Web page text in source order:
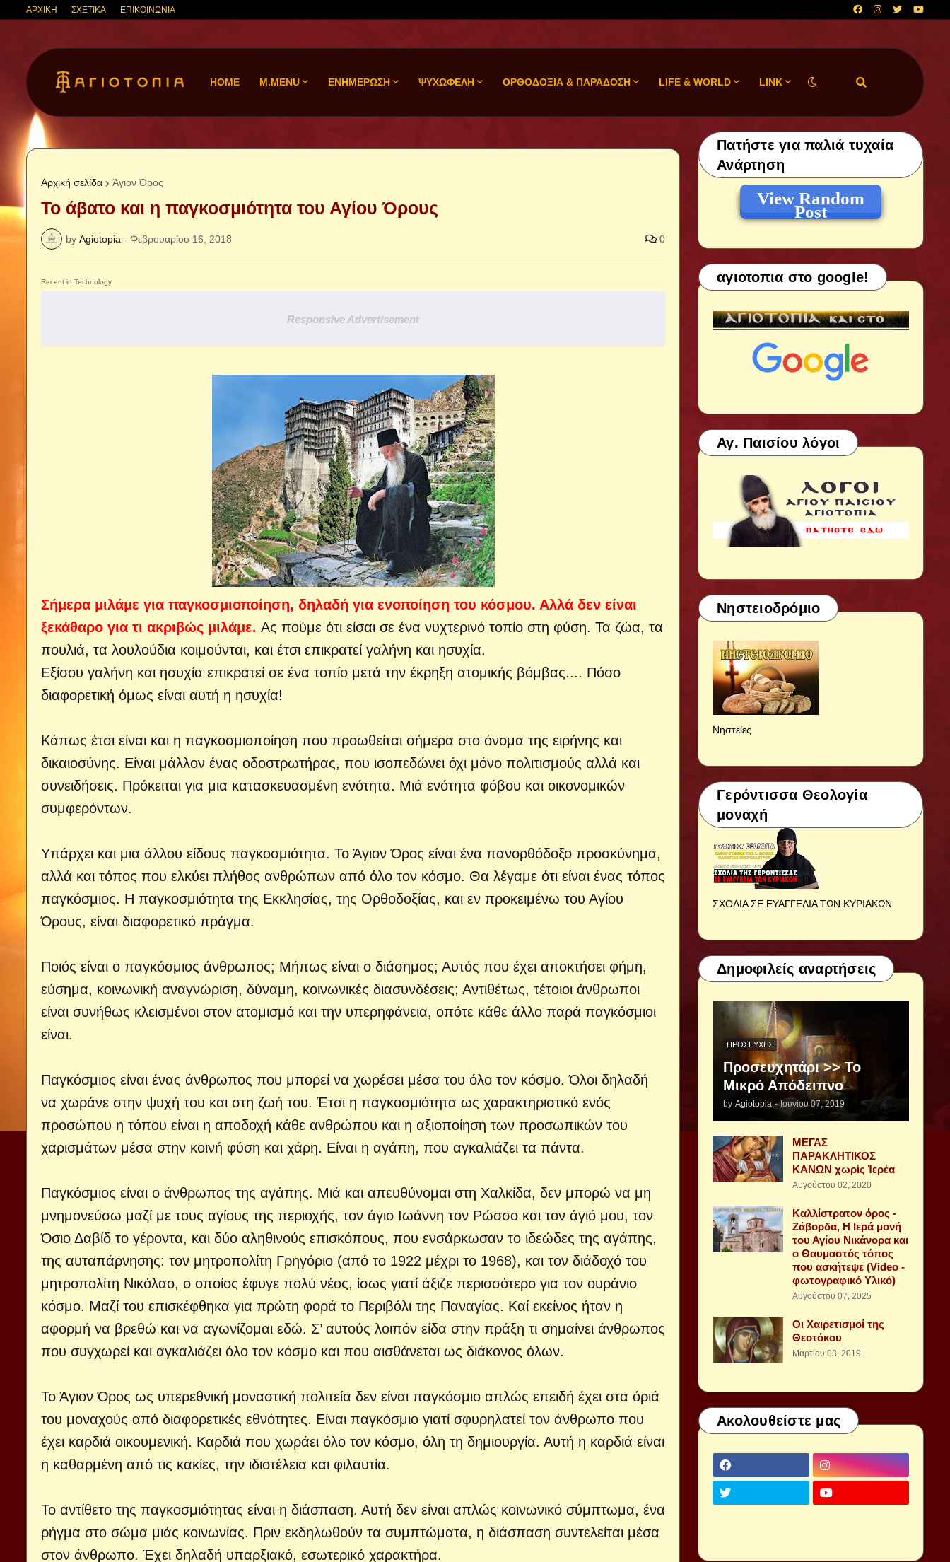
ΑΡΧΙΚΗ ΣΧΕΤΙΚΑ ΕΠΙΚΟΙΝΩΝΙΑ
HOME M.MENU ΕΝΗΜΕΡΩΣΗ ΨΥΧΩΦΕΛΗ ΟΡΘΟΔΟΞΙΑ & ΠΑΡΑΔΟΣΗ LIFE & WORLD LINK
Αρχική σελίδα Άγιον Όρος
Το άβατο και η παγκοσμιότητα του Αγίου Όρους
by Agiotopia - Φεβρουαρίου 16, 2018 0
Recent in Technology
Responsive Advertisement
Σήμερα μιλάμε για παγκοσμιοποίηση, δηλαδή για ενοποίηση του κόσμου. Αλλά δεν είναι
ξεκάθαρο για τι ακριβώς μιλάμε. Ας πούμε ότι είσαι σε ένα νυχτερινό τοπίο στη φύση. Τα ζώα, τα
πουλιά, τα λουλούδια κοιμούνται, και έτσι επικρατεί γαλήνη και ησυχία.
Εξίσου γαλήνη και ησυχία επικρατεί σε ένα τοπίο μετά την έκρηξη ατομικής βόμβας.... Πόσο
διαφορετική όμως είναι αυτή η ησυχία!
Κάπως έτσι είναι και η παγκοσμιοποίηση που προωθείται σήμερα στο όνομα της ειρήνης και
δικαιοσύνης. Είναι μάλλον ένας οδοστρωτήρας, που ισοπεδώνει όχι μόνο πολιτισμούς αλλά και
συνειδήσεις. Πρόκειται για μια κατασκευασμένη ενότητα. Μιά ενότητα φόβου και οικονομικών
συμφερόντων.
Υπάρχει και μια άλλου είδους παγκοσμιότητα. Το Άγιον Όρος είναι ένα πανορθόδοξο προσκύνημα,
αλλά και τόπος που ελκύει πλήθος ανθρώπων από όλο τον κόσμο. Θα λέγαμε ότι είναι ένας τόπος
παγκόσμιος. Η παγκοσμιότητα της Εκκλησίας, της Ορθοδοξίας, και εν προκειμένω του Αγίου
Όρους, είναι διαφορετικό πράγμα.
Ποιός είναι ο παγκόσμιος άνθρωπος; Μήπως είναι ο διάσημος; Αυτός που έχει αποκτήσει φήμη,
εύσημα, κοινωνική αναγνώριση, δύναμη, κοινωνικές διασυνδέσεις; Αντιθέτως, τέτοιοι άνθρωποι
είναι συνήθως κλεισμένοι στον ατομισμό και την υπερηφάνεια, οπότε κάθε άλλο παρά παγκόσμιοι
είναι.
Παγκόσμιος είναι ένας άνθρωπος που μπορεί να χωρέσει μέσα του όλο τον κόσμο. Όλοι δηλαδή
να χωράνε στην ψυχή του και στη ζωή του. Έτσι η παγκοσμιότητα ως χαρακτηριστικό ενός
προσώπου η τόπου είναι η αποδοχή κάθε ανθρώπου και η αξιοποίηση των προσωπικών του
χαρισμάτων μέσα στην κοινή φύση και χάρη. Είναι η αγάπη, που αγκαλιάζει τα πάντα.
Παγκόσμιος είναι ο άνθρωπος της αγάπης. Μιά και απευθύνομαι στη Χαλκίδα, δεν μπορώ να μη
μνημονεύσω μαζί με τους αγίους της περιοχής, τον άγιο Ιωάννη τον Ρώσσο και τον άγιό μου, τον
Όσιο Δαβίδ το γέροντα, και δύο αληθινούς επισκόπους, που ενσάρκωσαν το ιδεώδες της αγάπης,
της αυταπάρνησης: τον μητροπολίτη Γρηγόριο (από το 1922 μέχρι το 1968), και τον διάδοχό του
μητροπολίτη Νικόλαο, ο οποίος έφυγε πολύ νέος, ίσως γιατί άξιζε περισσότερο για τον ουράνιο
κόσμο. Μαζί του επισκέφθηκα για πρώτη φορά το Περιβόλι της Παναγίας. Καί εκείνος ήταν η
αφορμή να βρεθώ και να αγωνίζομαι εδώ. Σ’ αυτούς λοιπόν είδα στην πράξη τι σημαίνει άνθρωπος
που συγχωρεί και αγκαλιάζει όλο τον κόσμο και που αισθάνεται ως διάκονος όλων.
Το Άγιον Όρος ως υπερεθνική μοναστική πολιτεία δεν είναι παγκόσμιο απλώς επειδή έχει στα όριά
του μοναχούς από διαφορετικές εθνότητες. Είναι παγκόσμιο γιατί σφυρηλατεί τον άνθρωπο που
έχει καρδιά οικουμενική. Καρδιά που χωράει όλο τον κόσμο, όλη τη δημιουργία. Αυτή η καρδιά είναι
η καθαρμένη από τις κακίες, την ιδιοτέλεια και φιλαυτία.
Το αντίθετο της παγκοσμιότητας είναι η διάσπαση. Αυτή δεν είναι απλώς κοινωνικό σύμπτωμα, ένα
ρήγμα στο σώμα μιάς κοινωνίας. Πριν εκδηλωθούν τα συμπτώματα, η διάσπαση συντελείται μέσα
στον άνθρωπο. Έχει δηλαδή υπαρξιακό, εσωτερικό χαρακτήρα.
Πατήστε για παλιά τυχαία
Ανάρτηση
View Random
Post
αγιοτοπια στο google!
Αγ. Παισίου λόγοι
Νηστειοδρόμιο
Νηστείες
Γερόντισσα Θεολογία
μοναχή
ΣΧΟΛΙΑ ΣΕ ΕΥΑΓΓΕΛΙΑ ΤΩΝ ΚΥΡΙΑΚΩΝ
Δημοφιλείς αναρτήσεις
ΠΡΟΣΕΥΧΈΣ
Προσευχητάρι >> Το
Μικρό Απόδειπνο
by Agiotopia - Ιουνίου 07, 2019
ΜΕΓΑΣ
ΠΑΡΑΚΛΗΤΙΚΟΣ
ΚΑΝΩΝ χωρὶς Ἱερέα
Αυγούστου 02, 2020
Καλλίστρατον όρος -
Ζάβορδα, Η Ιερά μονή
του Αγίου Νικάνορα και
ο Θαυμαστός τόπος
που ασκήτεψε (Video -
φωτογραφικό Υλικό)
Αυγούστου 07, 2025
Οι Χαιρετισμοί της
Θεοτόκου
Μαρτίου 03, 2019
Ακολουθείστε μας